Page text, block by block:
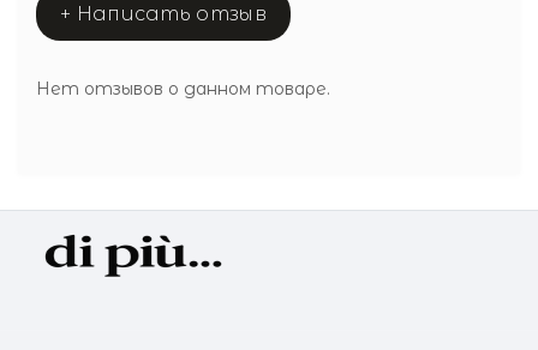
+ Написать отзыв
Нет отзывов о данном товаре.